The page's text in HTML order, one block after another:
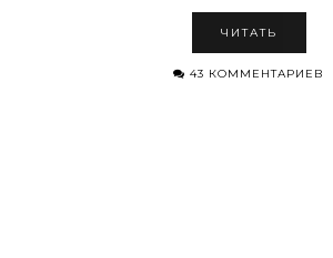
ЧИТАТЬ
43 КОММЕНТАРИЕВ